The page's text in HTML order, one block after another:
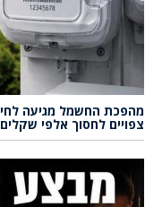
מהפכת החשמל מגיעה
צפויים לחסוך אלפי שקלים